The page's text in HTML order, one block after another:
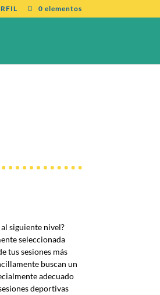
0 elementos
siguiente nivel?
seleccionada
tus sesiones más
buscan un
adecuado
deportivas